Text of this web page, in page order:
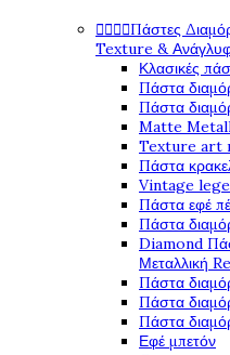
Πάστες
Texture &
Κλασικές
Πάστα
Πάστα
Matte
Texture art
Πάστα
Vintage
Πάστα εφέ
Πάστα
Diamond
Μεταλλική
Πάστα
Πάστα
Πάστα
Εφέ μπετόν